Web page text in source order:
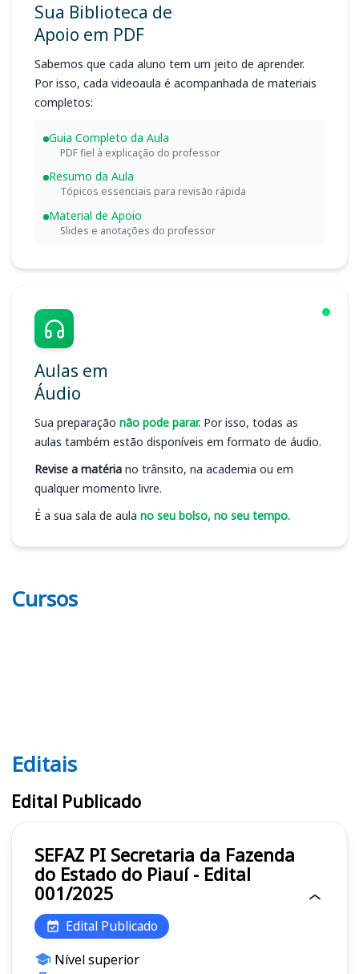
Sua Biblioteca de
Apoio em PDF
Sabemos que cada aluno tem um jeito de aprender.
Por isso, cada videoaula é acompanhada de materiais
completos:
Guia Completo da Aula
PDF fiel à explicação do professor
Resumo da Aula
Tópicos essenciais para revisão rápida
Material de Apoio
Slides e anotações do professor
Aulas em
Áudio
Sua preparação não pode parar. Por isso, todas as
aulas também estão disponíveis em formato de áudio.
Revise a matéria no trânsito, na academia ou em
qualquer momento livre.
É a sua sala de aula no seu bolso, no seu tempo.
Cursos
Editais SEFAZ PI
Editais
Edital Publicado
SEFAZ PI Secretaria da Fazenda
do Estado do Piauí - Edital
001/2025
Edital Publicado
Nível superior